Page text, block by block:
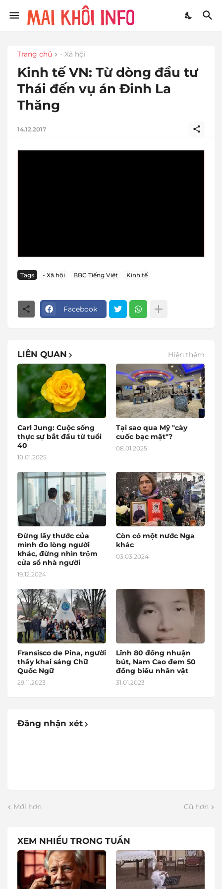
Trang chủ - Xã hội
Kinh tế VN: Từ dòng đầu tư
Thái đến vụ án Đinh La
Thăng
14.12.2017
Tags - Xã hội BBC Tiếng Việt Kinh tế
Facebook
LIÊN QUAN Hiện thêm
Carl Jung: Cuộc sống
thực sự bắt đầu từ tuổi
40
10.01.2025
Tại sao qua Mỹ "cày
cuốc bạc mặt"?
08.01.2025
Đừng lấy thước của
mình đo lòng người
khác, đừng nhìn trộm
cửa sổ nhà người
19.12.2024
Còn có một nước Nga
khác
03.03.2024
Fransisco de Pina, người
thầy khai sáng Chữ
Quốc Ngữ
29.11.2023
Lĩnh 80 đồng nhuận
bút, Nam Cao đem 50
đồng biếu nhân vật
31.01.2023
Đăng nhận xét
Mới hơn Cũ hơn
XEM NHIỀU TRONG TUẦN